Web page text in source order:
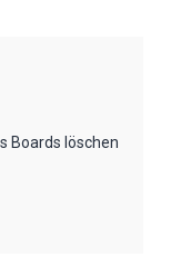
Boards löschen